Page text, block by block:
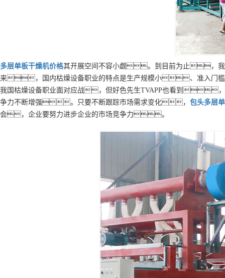
多层单板干燥机价格其开展空间不容小觑。到目前为止，我
来，国内枯燥设备职业的特点是生产规模小、准入门
我国枯燥设备职业面对应战，但好色先生TVAPP也看到
争力不断增强。只要不断跟踪市场需求变化， 包头多层
会，企业要努力进步企业的市场竞争力。